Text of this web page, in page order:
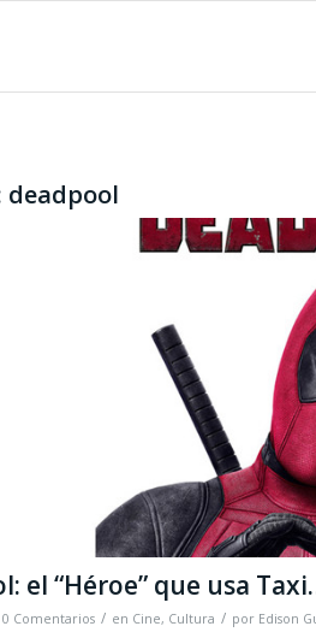
deadpool
el “Héroe” que usa
0 Comentarios / en Cine, Cultura / por Edison